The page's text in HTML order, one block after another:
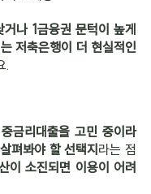
거나 1금융권 문턱이 높게
저축은행이 더 현실적인
.
금리대출을 고민 중이라
펴봐야 할 선택지라는 점
이 소진되면 이용이 어려